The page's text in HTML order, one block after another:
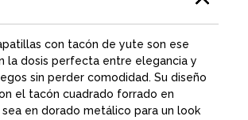
con tacón de yute son ese
la dosis perfecta entre elegancia y
sin perder comodidad. Su diseño
el tacón cuadrado forrado en
en dorado metálico para un look